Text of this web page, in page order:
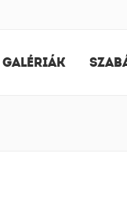
GALÉRIÁK